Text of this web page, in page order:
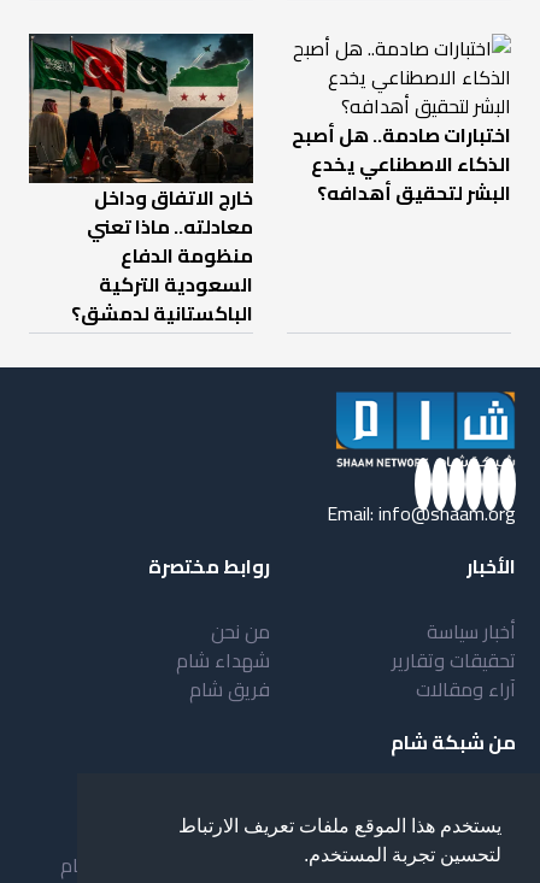
يستخدم هذا الموقع ملفات تعريف الارتباط
لتحسين تجربة المستخدم.
اختبارات صادمة.. هل أصبح
الذكاء الاصطناعي يخدع
البشر لتحقيق أهدافه؟
خارج الاتفاق وداخل
معادلته.. ماذا تعني
منظومة الدفاع
السعودية التركية
الباكستانية لدمشق؟
Email:info@shaam.org
الأخبار
أخبار سياسة
تحقيقات وتقارير
آراء ومقالات
روابط مختصرة
من نحن
شهداء شام
فريق شام
من شبكة شام
أهداف شبكة شام
خدمات شبكة شام
المستفيدون من الشبكة
بنية شبكة شام
مقدمة عن شبكة شام
نظام العمل في شبكة شام